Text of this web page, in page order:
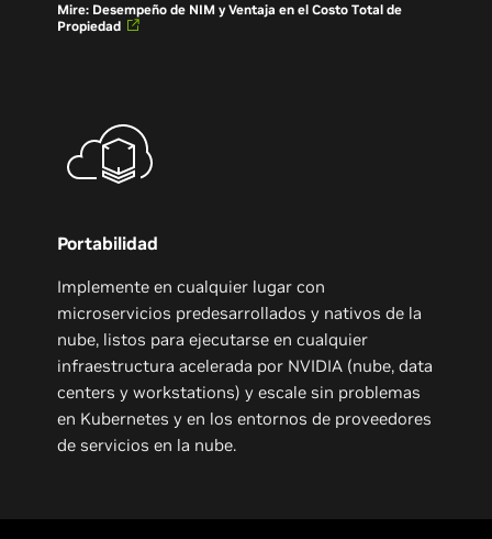
Mire: Desempeño de NIM y Ventaja en el Costo Total de
Propiedad
Portabilidad
Implemente en cualquier lugar con
microservicios predesarrollados y nativos de la
nube, listos para ejecutarse en cualquier
infraestructura acelerada por NVIDIA (nube, data
centers y workstations) y escale sin problemas
en Kubernetes y en los entornos de proveedores
de servicios en la nube.